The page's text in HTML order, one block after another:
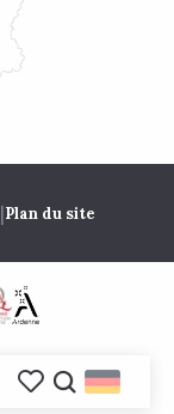
|Plan du site